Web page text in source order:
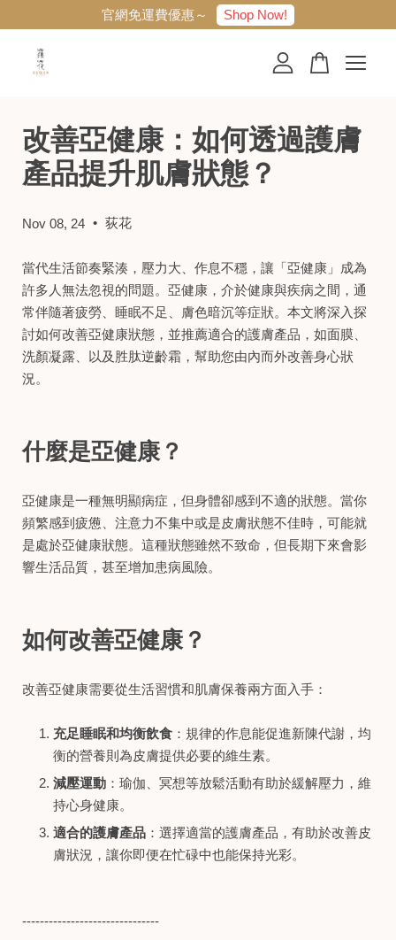
官網免運費優惠～ Shop Now!
改善亞健康：如何透過護膚
產品提升肌膚狀態？
Nov 08, 24 • 荻花
當代生活節奏緊湊，壓力大、作息不穩，讓「亞健康」成為
許多人無法忽視的問題。亞健康，介於健康與疾病之間，通
常伴隨著疲勞、睡眠不足、膚色暗沉等症狀。本文將深入探
討如何改善亞健康狀態，並推薦適合的護膚產品，如面膜、
洗顏凝露、以及胜肽逆齡霜，幫助您由內而外改善身心狀
況。
什麼是亞健康？
亞健康是一種無明顯病症，但身體卻感到不適的狀態。當你
頻繁感到疲憊、注意力不集中或是皮膚狀態不佳時，可能就
是處於亞健康狀態。這種狀態雖然不致命，但長期下來會影
響生活品質，甚至增加患病風險。
如何改善亞健康？
改善亞健康需要從生活習慣和肌膚保養兩方面入手：
充足睡眠和均衡飲食 ：規律的作息能促進新陳代謝，均
衡的營養則為皮膚提供必要的維生素。
減壓運動 ：瑜伽、冥想等放鬆活動有助於緩解壓力，維
持心身健康。
適合的護膚產品 ：選擇適當的護膚產品，有助於改善皮
膚狀況，讓你即便在忙碌中也能保持光彩。
-------------------------------
繼續購物